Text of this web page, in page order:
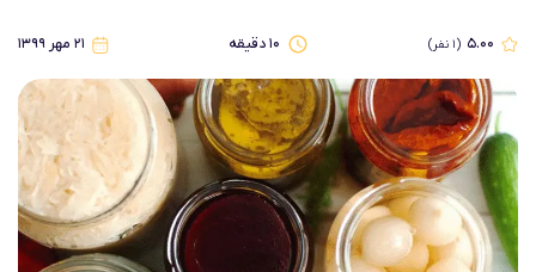
۵.۰۰ (۱نفر) ۱۰دقیقه ۲۱ مهر ۱۳۹۹